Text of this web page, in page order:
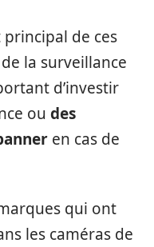
principal de ces
la surveillance
d’investir
ou des
en cas de
qui ont
les caméras de